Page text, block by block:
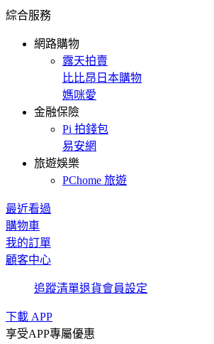
綜合服務
網路購物
露天拍賣
比比昂日本購物
媽咪愛
金融保險
Pi 拍錢包
易安網
旅遊娛樂
PChome 旅遊
最近看過
購物車
我的訂單
顧客中心
追蹤清單退貨會員設定
下載 APP
享受APP專屬優惠